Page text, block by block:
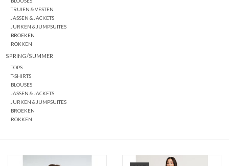
TRUIEN & VESTEN
JASSEN & JACKETS
JURKEN & JUMPSUITES
BROEKEN
ROKKEN
SPRING/SUMMER
TOPS
T-SHIRTS
BLOUSES
JASSEN & JACKETS
JURKEN & JUMPSUITES
BROEKEN
ROKKEN